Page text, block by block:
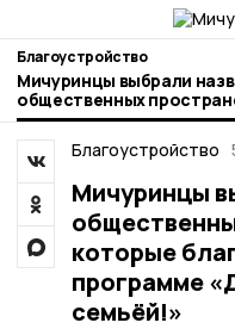
Благоустройство
Мичуринцы выбрали
общественных
благоустроят по
дому всей семьёй!»
Благоустройство
Мичуринцы
которые
программе
семьёй!»